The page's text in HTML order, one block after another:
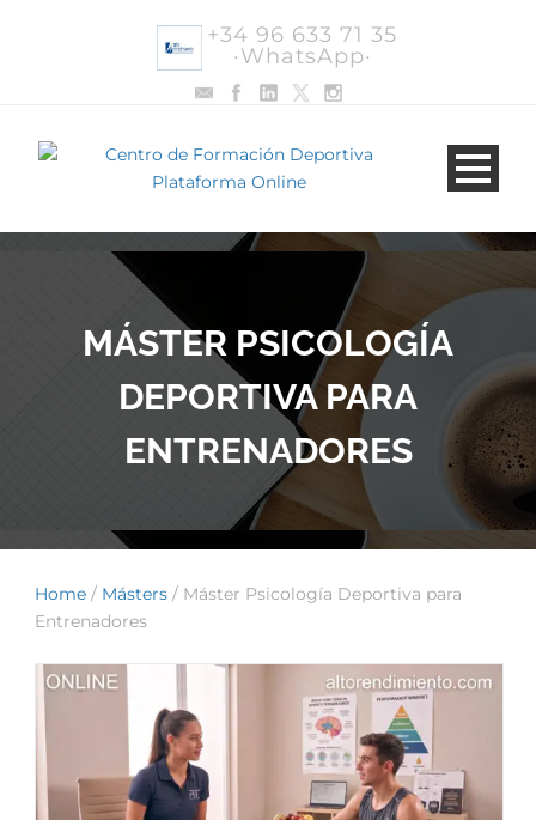
+34 96 633 71 35
·WhatsApp·
MÁSTER PSICOLOGÍA
DEPORTIVA PARA
ENTRENADORES
Home / Másters / Máster Psicología Deportiva para
Entrenadores